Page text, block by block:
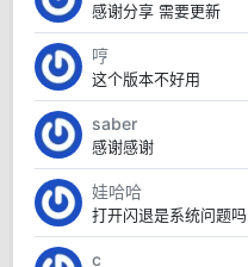
感谢分享 需要更新
哼
这个版本不好用
saber
感谢感谢
娃哈哈
打开闪退是系统问题吗
c